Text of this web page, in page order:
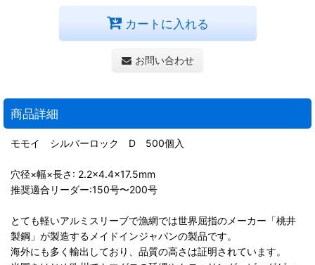
カートに入れる
お問い合わせ
商品詳細
モモイ シルバーロック D 500個入
穴径×幅×長さ: 2.2×4.4×17.5mm
推奨適合リーダー:150号〜200号
とても軽いアルミスリーブで漁網では世界屈指のメーカー「桃井
製鋼」が製造するメイドインジャパンの製品です。
海外にも多く輸出しており、品質の高さは証明されています。